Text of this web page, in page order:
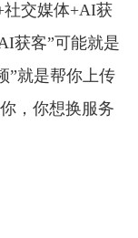
社交媒体+AI获
获客”可能就是
”就是帮你上传
，你想换服务